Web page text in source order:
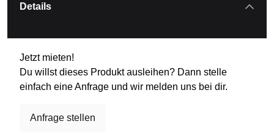
Details
Jetzt mieten!
Du willst dieses Produkt ausleihen? Dann stelle
einfach eine Anfrage und wir melden uns bei dir.
Anfrage stellen